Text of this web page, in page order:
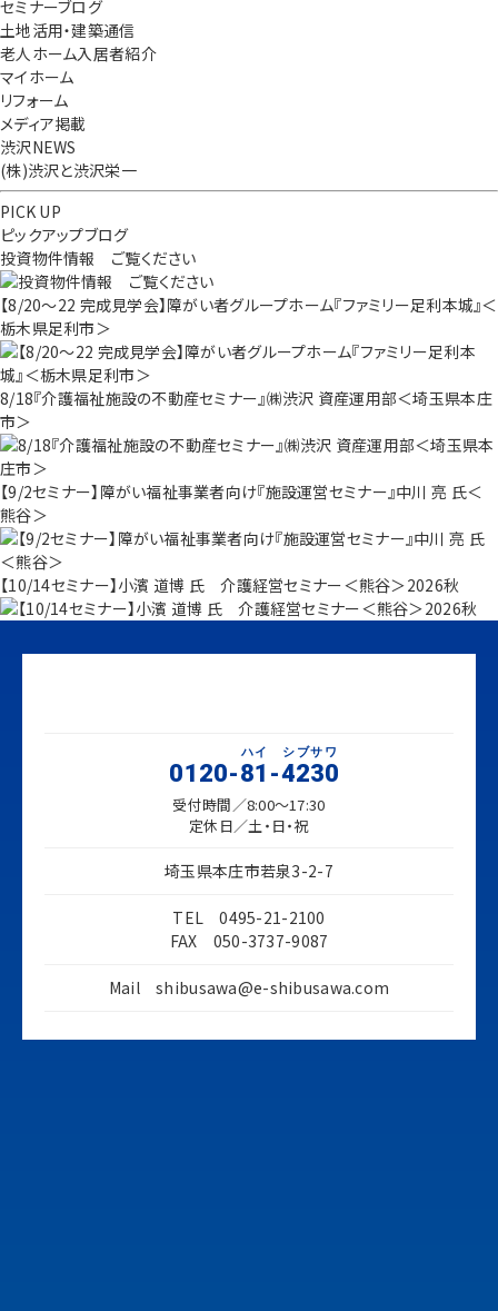
セミナーブログ
土地活用・建築通信
老人ホーム入居者紹介
マイホーム
リフォーム
メディア掲載
渋沢NEWS
(株)渋沢と渋沢栄一
PICK UP
ピックアップブログ
投資物件情報 ご覧ください
【8/20～22 完成見学会】障がい者グループホーム『ファミリー足利本城』＜
栃木県足利市＞
8/18『介護福祉施設の不動産セミナー』㈱渋沢 資産運用部＜埼玉県本庄
市＞
【9/2セミナー】障がい福祉事業者向け『施設運営セミナー』中川 亮 氏＜
熊谷＞
【10/14セミナー】小濱 道博 氏 介護経営セミナー＜熊谷＞2026秋
0120-81
ハイ
-4230
シブサワ
受付時間／8:00～17:30
定休日／土・日・祝
埼玉県本庄市若泉3-2-7
TEL 0495-21-2100
FAX 050-3737-9087
Mailshibusawa@e-shibusawa.com